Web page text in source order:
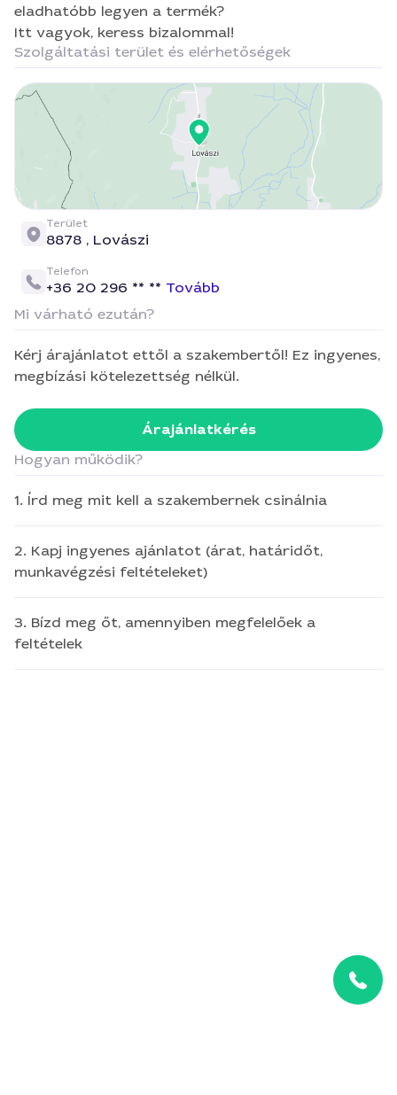
eladhatóbb legyen a termék?
Itt vagyok, keress bizalommal!
Szolgáltatási terület és elérhetőségek
Terület
8878 , Lovászi
Telefon
+36 20 296 ** ** Tovább
Mi várható ezután?
Kérj árajánlatot ettől a szakembertől! Ez ingyenes,
megbízási kötelezettség nélkül.
Árajánlatkérés
Hogyan működik?
1. Írd meg mit kell a szakembernek csinálnia
2. Kapj ingyenes ajánlatot (árat, határidőt,
munkavégzési feltételeket)
3. Bízd meg őt, amennyiben megfelelőek a
feltételek